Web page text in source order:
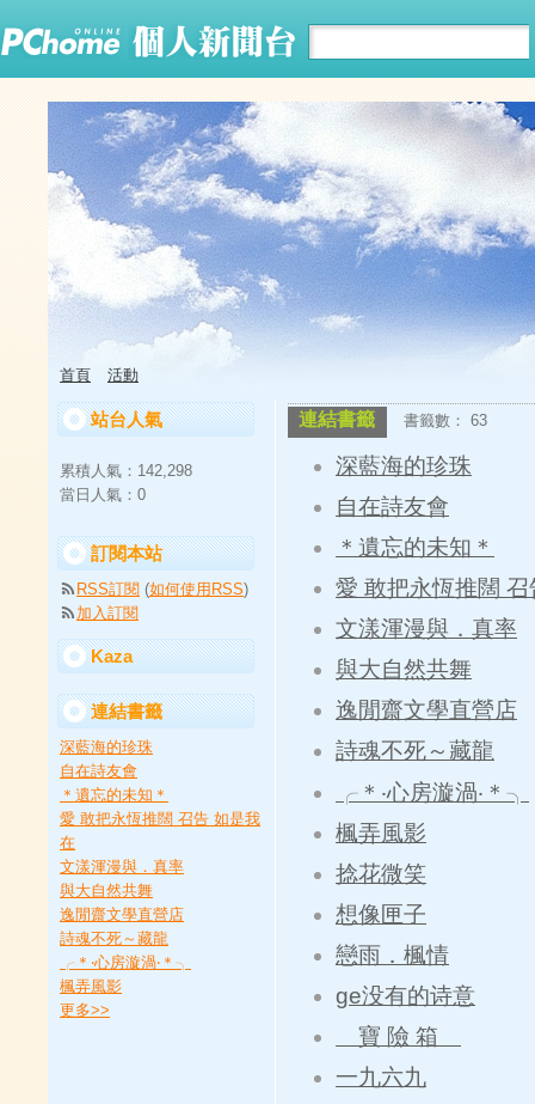
首頁 活動
連結書籤 書籤數： 63
深藍海的珍珠
自在詩友會
＊遺忘的未知＊
愛 敢把永恆推闊
文漾渾漫與．真率
與大自然共舞
逸閒齋文學直營店
詩魂不死～藏龍
╭＊‧心房漩渦‧＊╮
楓弄風影
捻花微笑
想像匣子
戀雨．楓情
ge没有的诗意
寶 險 箱
一九六九
站台人氣
累積人氣： 142,298
當日人氣： 0
訂閱本站
RSS訂閱 (如何使用RSS)
加入訂閱
Kaza
連結書籤
深藍海的珍珠
自在詩友會
＊遺忘的未知＊
愛 敢把永恆推闊 召告 如是我
在
文漾渾漫與．真率
與大自然共舞
逸閒齋文學直營店
詩魂不死～藏龍
╭＊‧心房漩渦‧＊╮
楓弄風影
更多>>